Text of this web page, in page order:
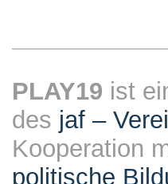
PLAY19 ist
des jaf –
Kooperation
politische